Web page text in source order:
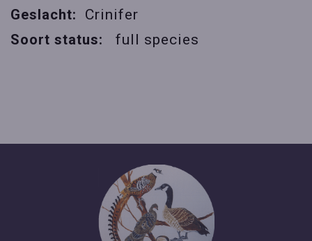
Geslacht: Crinifer
Soort status:
full species